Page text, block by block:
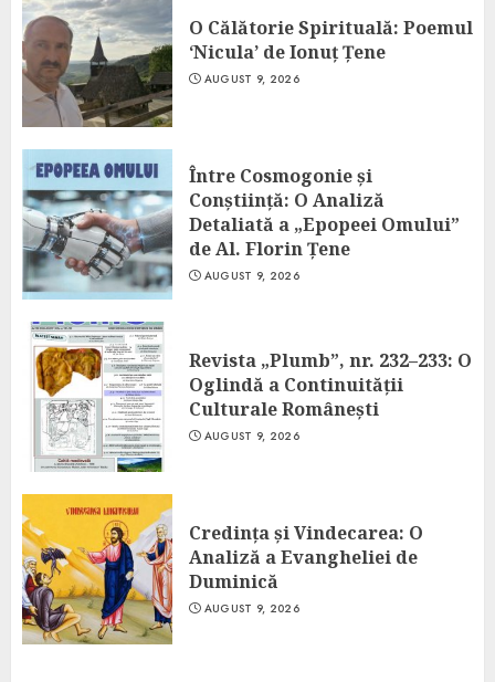
O Călătorie Spirituală: Poemul
‘Nicula’ de Ionuț Țene
AUGUST 9, 2026
Între Cosmogonie și
Conștiință: O Analiză
Detaliată a „Epopeei Omului”
de Al. Florin Țene
AUGUST 9, 2026
Revista „Plumb”, nr. 232–233: O
Oglindă a Continuității
Culturale Românești
AUGUST 9, 2026
Credința și Vindecarea: O
Analiză a Evangheliei de
Duminică
AUGUST 9, 2026